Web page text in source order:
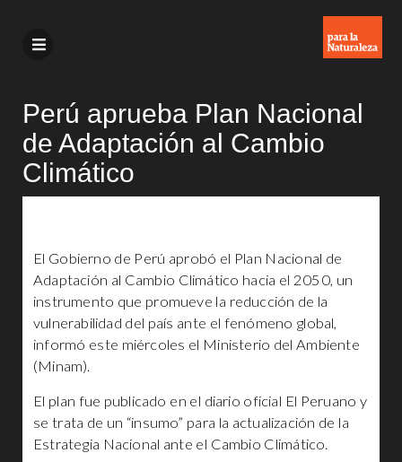
Perú aprueba Plan Nacional
de Adaptación al Cambio
Climático
El Gobierno de Perú aprobó el Plan Nacional de
Adaptación al Cambio Climático hacia el 2050, un
instrumento que promueve la reducción de la
vulnerabilidad del país ante el fenómeno global,
informó este miércoles el Ministerio del Ambiente
(Minam).
El plan fue publicado en el diario oficial El Peruano y
se trata de un “insumo” para la actualización de la
Estrategia Nacional ante el Cambio Climático.